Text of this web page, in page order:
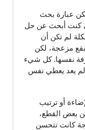
عبارة بحث
كنت أبحث عن حل
لم تكن أن
مزعجة، لكن
نفسها. كل شيء
لم يعد يعطي نفس
أو ترتيب
بعض القطع،
كانت تتحسن